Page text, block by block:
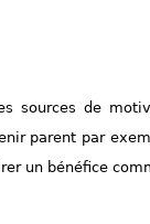
sources de
parent par
un bénéfice